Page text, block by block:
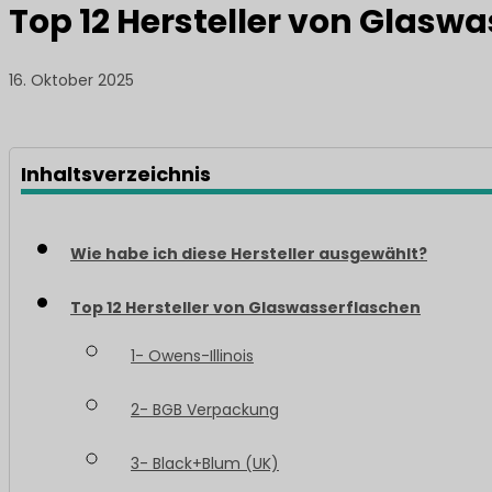
Top 12 Hersteller von
16. Oktober 2025
Inhaltsverzeichnis
Wie habe ich diese Hersteller ausgewählt?
Top 12 Hersteller von Glaswasserflaschen
1- Owens-Illinois
2- BGB Verpackung
3- Black+Blum (UK)